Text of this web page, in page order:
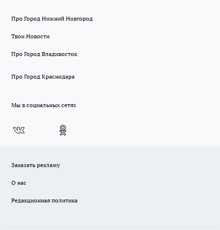
Про Город Нижний Новгород
Твои Новости
Про Город Владивосток
Про Город Краснодара
Мы в социальных сетях
Заказать рекламу
О нас
Редакционная политика